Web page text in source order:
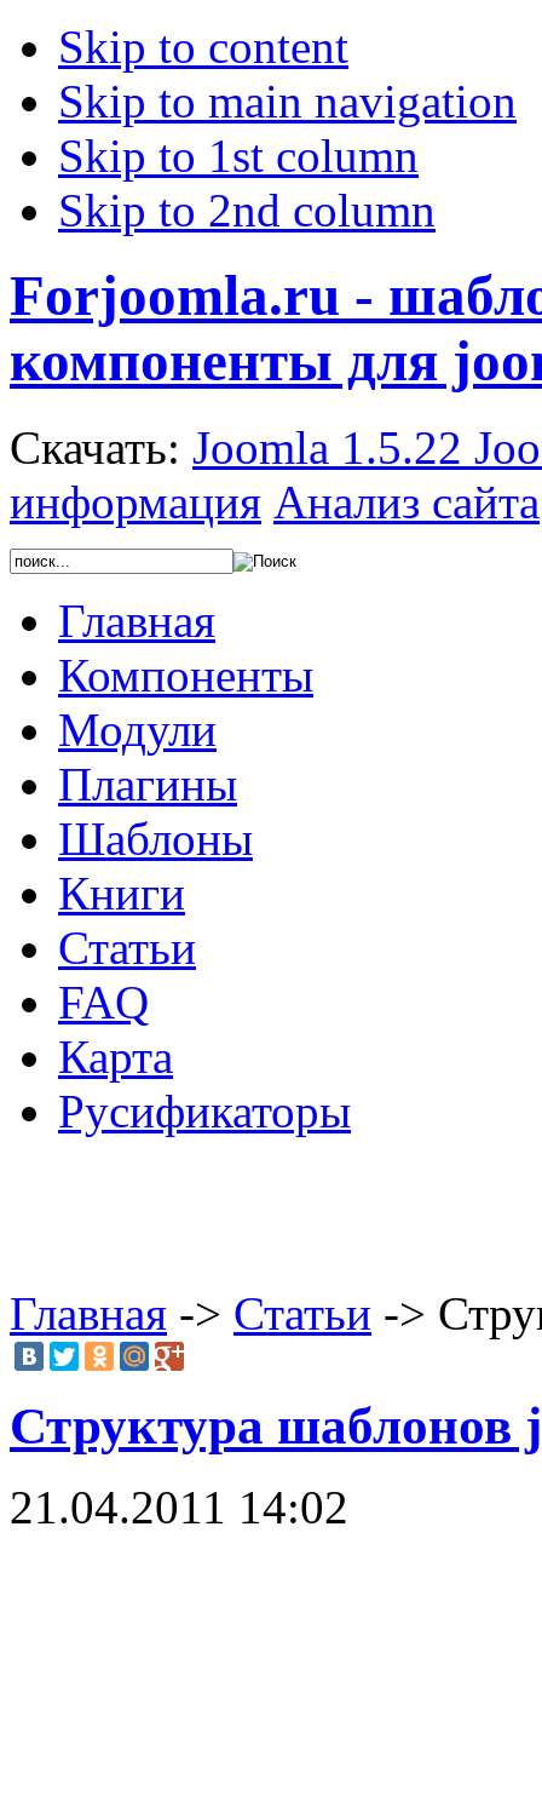
Skip to content
Skip to main navigation
Skip to 1st column
Skip to 2nd column
Forjoomla.ru -
компоненты для
Скачать: Joomla 1.5.22
информация Анализ сайта
Главная
Компоненты
Модули
Плагины
Шаблоны
Книги
Статьи
FAQ
Карта
Русификаторы
Главная -> Статьи ->
Структура шаблонов
21.04.2011 14:02